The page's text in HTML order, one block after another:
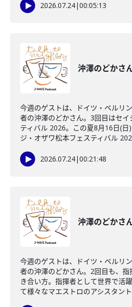
2026.07.24|00:05:13
沖澤のどかさ
今週のゲストは、ドイツ・ベルリ
者の沖澤のどかさん。3回目はセ
ティバル 2026。この夏8月16日(日
ジ・オザワ松本フェスティバル
2026.07.24|00:21:48
沖澤のどかさ
今週のゲストは、ドイツ・ベルリ
者の沖澤のどかさん。2回目も、
き合い方。指揮者として世界で活
て様々なマエストロのアシスタン